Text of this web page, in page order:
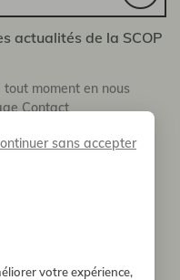
sans accepter
votre expérience,
actualités de la SCOP
moment en nous
Contact